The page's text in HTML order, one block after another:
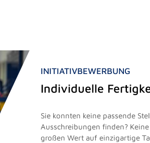
INITIATIVBEWERBUNG
Individuelle
Sie konnten keine passende
Ausschreibungen finden?
großen Wert auf einzigartige